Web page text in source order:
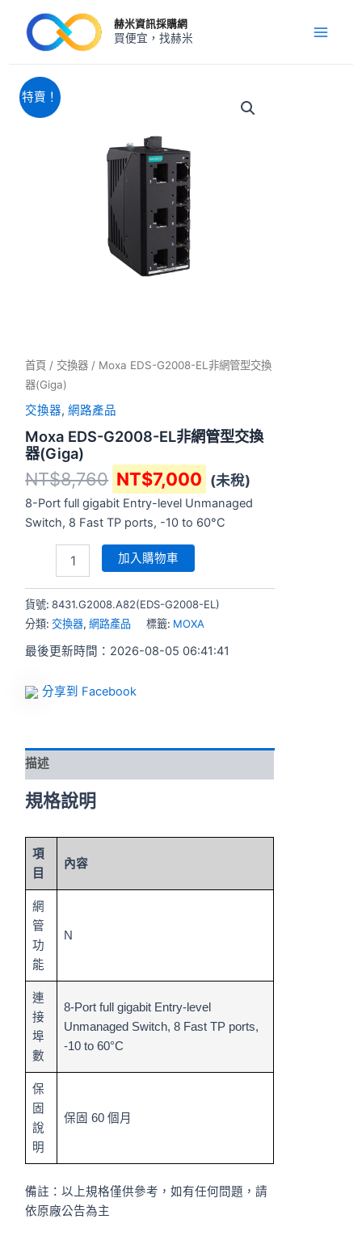
赫米資訊採購網
買便宜，找赫米
Menu
特賣！
首頁 / 交換器 / Moxa EDS-G2008-EL非網管型交換
器(Giga)
交換器,網路產品
Moxa EDS-G2008-EL非網管型交換
器(Giga)
NT$8,760
格：
NT$8,760。
NT$7,000 (未稅)
8-Port full gigabit Entry-level Unmanaged
Switch, 8 Fast TP ports, -10 to 60°C
Moxa
EDS-
G2008-
加入購物車
貨號:8431.G2008.A82(EDS-G2008-EL)
分類:交換器,網路產品 標籤: MOXA
最後更新時間：2026-08-05 06:41:41
分享到 Facebook
描述
規格說明
項
目
內容
網
管
功
能
N
連
接
埠
數
8-Port full gigabit Entry-level
Unmanaged Switch, 8 Fast TP ports,
-10 to 60°C
保
固
說
明
保固 60 個月
備註：以上規格僅供參考，如有任何問題，請
依原廠公告為主